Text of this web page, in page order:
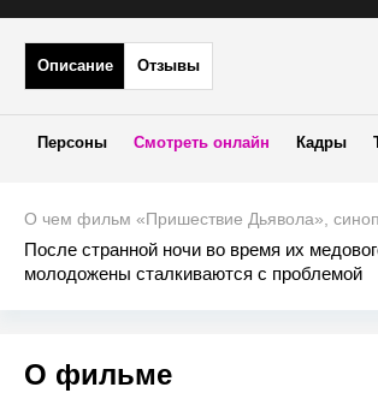
Описание Отзывы
Персоны Смотреть онлайн Кадры
О чем фильм «Пришествие Дьявола»,
После странной ночи во время их
молодожены сталкиваются с проблемой
прошествии нескольких месяцев
что перемены в ее теле и разуме имеют
О фильме